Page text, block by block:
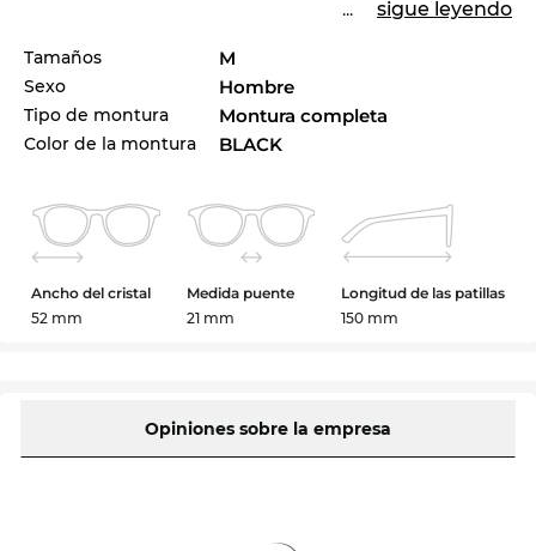
... sigue leyendo
Tamaños M
Sexo Hombre
Tipo de montura Montura completa
Color de la montura BLACK
Ancho del cristal
52 mm
Medida puente
21 mm
Longitud de las patillas
150 mm
Opiniones sobre la empresa